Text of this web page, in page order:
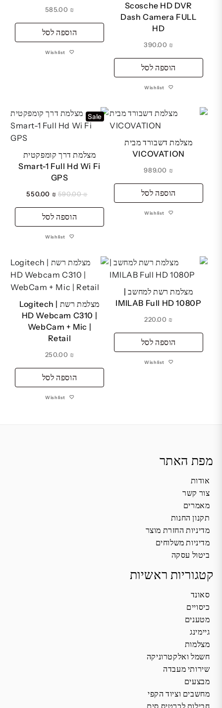
₪
הוספה לסל
Wishlist
Scosche HD DVR
Dash Camera FULL
HD
₪
הוספה לסל
Wishlist
Sale
מצלמת דרך קומפקטית
Smart-1 Full Hd Wi Fi
GPS
₪
590.00
המחיר
היה:
₪ 590.00.
₪
המחיר
₪ 550.00.
הוספה לסל
Wishlist
מצלמת דשבורד מבית
VICOVATION
₪
הוספה לסל
Wishlist
מצלמת רשת | Logitech
HD Webcam C310 |
WebCam + Mic |
Retail
₪
הוספה לסל
Wishlist
מצלמת רשת למחשב |
IMILAB Full HD 1080P
₪
הוספה לסל
Wishlist
מפת האתר
אודות
צור קשר
מאמרים
תקנון החנות
מדיניות החזרת מוצר
מדיניות משלוחים
ביטול עסקה
קטגוריות ראשיות
סאונד
כיסויים
מטענים
גיימינג
מצלמות
חשמל ואלקטרוניקה
שירותי מעבדה
מבצעים
מחשבים וציוד הקפי
חבילות לכרטיס סים